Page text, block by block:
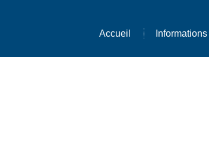
Accueil Informations